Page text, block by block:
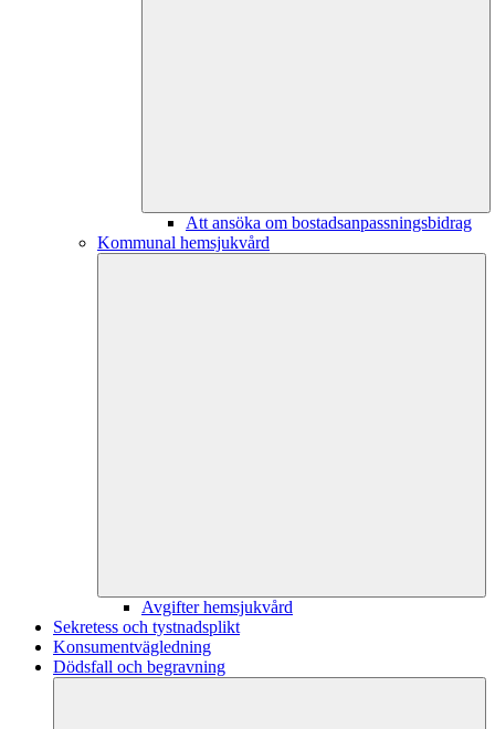
Att ansöka om bostadsanpassningsbidrag
Kommunal hemsjukvård
Avgifter hemsjukvård
Sekretess och tystnadsplikt
Konsumentvägledning
Dödsfall och begravning